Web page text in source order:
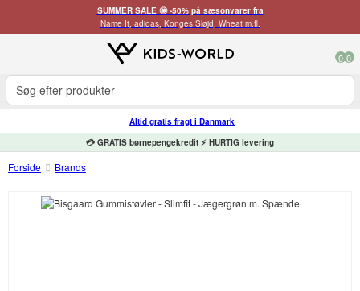
SUMMER SALE 🤩 -50% på sæsonvarer fra
Name It, adidas, Konges Sløjd, Wheat m.fl.
0 0
Altid gratis fragt i Danmark
💳 GRATIS børnepengekredit ⚡ HURTIG levering
Forside Brands